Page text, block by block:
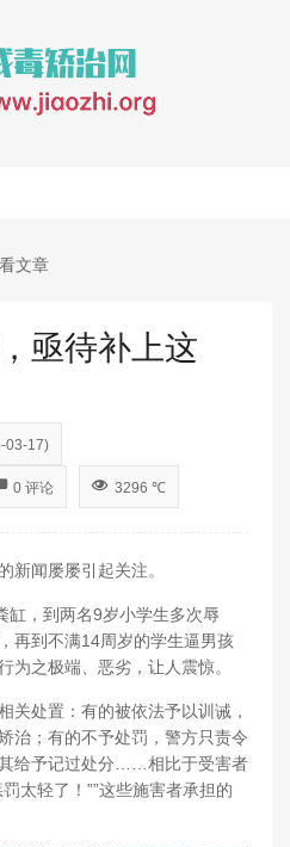
文章
亟待补上这
03-17)
0 评论 3296 ℃
新闻屡屡引起关注。
缸，到两名9岁小学生多次辱
再到不满14周岁的学生逼男孩
之极端、恶劣，让人震惊。
关处置：有的被依法予以训诫，
治；有的不予处罚，警方只责令
给予记过处分……相比于受害者
太轻了！””这些施害者承担的